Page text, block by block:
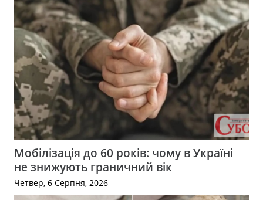
Мобілізація до 60 років: чому в Україні
не знижують граничний вік
Четвер, 6 Серпня, 2026